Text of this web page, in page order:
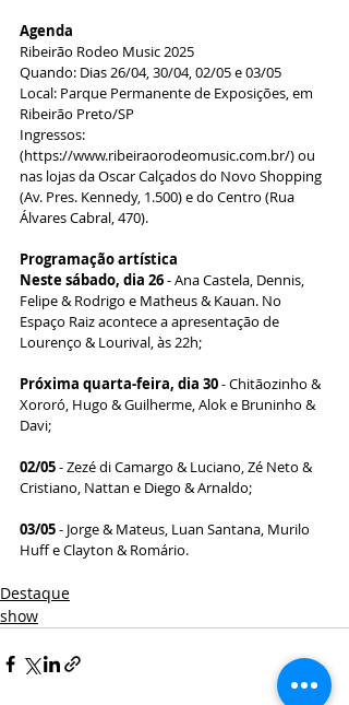
Agenda
Ribeirão Rodeo Music 2025
Quando: Dias 26/04, 30/04, 02/05 e 03/05
Local: Parque Permanente de Exposições, em
Ribeirão Preto/SP
Ingressos:
(https://www.ribeiraorodeomusic.com.br/) ou
nas lojas da Oscar Calçados do Novo Shopping
(Av. Pres. Kennedy, 1.500) e do Centro (Rua
Álvares Cabral, 470).
Programação artística
Neste sábado, dia 26 - Ana Castela, Dennis,
Felipe & Rodrigo e Matheus & Kauan. No
Espaço Raiz acontece a apresentação de
Lourenço & Lourival, às 22h;
Próxima quarta-feira, dia 30 - Chitãozinho &
Xororó, Hugo & Guilherme, Alok e Bruninho &
Davi;
02/05 - Zezé di Camargo & Luciano, Zé Neto &
Cristiano, Nattan e Diego & Arnaldo;
03/05 - Jorge & Mateus, Luan Santana, Murilo
Huff e Clayton & Romário.
Destaque
show